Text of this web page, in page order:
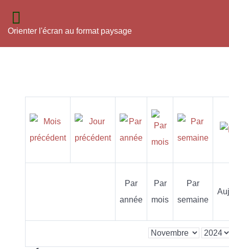
Orienter l'écran au format paysage
Par
année
Par
mois
Par
semaine